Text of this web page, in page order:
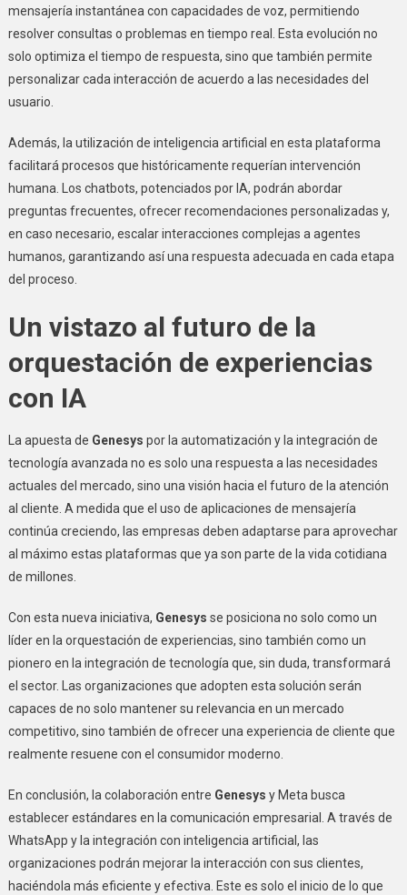
mensajería instantánea con capacidades de voz, permitiendo
resolver consultas o problemas en tiempo real. Esta evolución no
solo optimiza el tiempo de respuesta, sino que también permite
personalizar cada interacción de acuerdo a las necesidades del
usuario.
Además, la utilización de inteligencia artificial en esta plataforma
facilitará procesos que históricamente requerían intervención
humana. Los chatbots, potenciados por IA, podrán abordar
preguntas frecuentes, ofrecer recomendaciones personalizadas y,
en caso necesario, escalar interacciones complejas a agentes
humanos, garantizando así una respuesta adecuada en cada etapa
del proceso.
Un vistazo al futuro de la
orquestación de experiencias
con IA
La apuesta de Genesys por la automatización y la integración de
tecnología avanzada no es solo una respuesta a las necesidades
actuales del mercado, sino una visión hacia el futuro de la atención
al cliente. A medida que el uso de aplicaciones de mensajería
continúa creciendo, las empresas deben adaptarse para aprovechar
al máximo estas plataformas que ya son parte de la vida cotidiana
de millones.
Con esta nueva iniciativa, Genesys se posiciona no solo como un
líder en la orquestación de experiencias, sino también como un
pionero en la integración de tecnología que, sin duda, transformará
el sector. Las organizaciones que adopten esta solución serán
capaces de no solo mantener su relevancia en un mercado
competitivo, sino también de ofrecer una experiencia de cliente que
realmente resuene con el consumidor moderno.
En conclusión, la colaboración entre Genesys y Meta busca
establecer estándares en la comunicación empresarial. A través de
WhatsApp y la integración con inteligencia artificial, las
organizaciones podrán mejorar la interacción con sus clientes,
haciéndola más eficiente y efectiva. Este es solo el inicio de lo que